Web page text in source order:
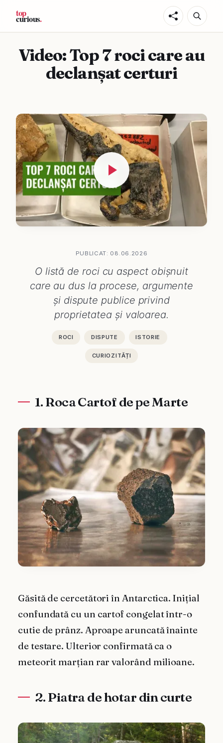
Video: Top 7 roci care au
declanșat certuri
PUBLICAT: 08.06.2026
O listă de roci cu aspect obișnuit
care au dus la procese, argumente
și dispute publice privind
proprietatea și valoarea.
ROCI DISPUTE ISTORIE
CURIOZITĂȚI
1. Roca Cartof de pe Marte
Găsită de cercetători în Antarctica. Inițial
confundată cu un cartof congelat într-o
cutie de prânz. Aproape aruncată înainte
de testare. Ulterior confirmată ca o
meteorit marțian rar valorând milioane.
2. Piatra de hotar din curte